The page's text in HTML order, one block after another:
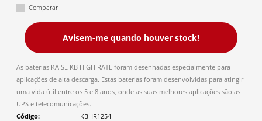
Comparar
Avisem-me quando houver stock!
As baterias KAISE KB HIGH RATE foram desenhadas especialmente para
aplicações de alta descarga. Estas baterias foram desenvolvidas para atingir
uma vida útil entre os 5 e 8 anos, onde as suas melhores aplicações são as
UPS e telecomunicações.
Código
KBHR1254